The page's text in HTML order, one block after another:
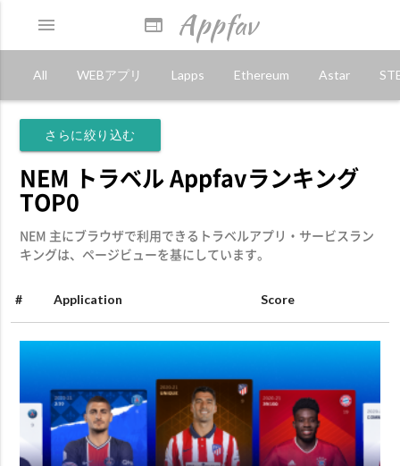
web Appfav
menu
All WEBアプリ Lapps Ethereum Astar
さらに絞り込む
NEM トラベル Appfavランキング
TOP0
NEM 主にブラウザで利用できるトラベルアプリ・サービスラン
キングは、ページビューを基にしています。
# Application Score